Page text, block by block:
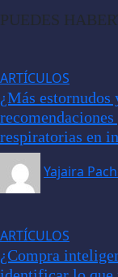
PUEDES
ARTÍCULOS
¿Más
respiratorias en
Yajaira
ARTÍCULOS
¿Compra